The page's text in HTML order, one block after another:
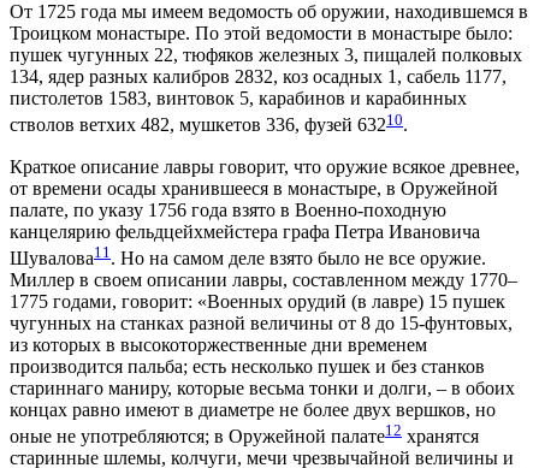
От 1725 года мы имеем ведомость об оружии, находившемся в
Троицком монастыре. По этой ведомости в монастыре было:
пушек чугунных 22, тюфяков железных 3, пищалей полковых
134, ядер разных калибров 2832, коз осадных 1, сабель 1177,
пистолетов 1583, винтовок 5, карабинов и карабинных
стволов ветхих 482, мушкетов 336, фузей 63210.
Краткое описание лавры говорит, что оружие всякое древнее,
от времени осады хранившееся в монастыре, в Оружейной
палате, по указу 1756 года взято в Военно-походную
канцелярию фельдцейхмейстера графа Петра Ивановича
Шувалова11 . Но на самом деле взято было не все оружие.
Миллер в своем описании лавры, составленном между 1770–
1775 годами, говорит: «Военных орудий (в лавре) 15 пушек
чугунных на станках разной величины от 8 до 15-фунтовых,
из которых в высокоторжественные дни временем
производится пальба; есть несколько пушек и без станков
стариннаго маниру, которые весьма тонки и долги, – в обоих
концах равно имеют в диаметре не более двух вершков, но
оные не употребляются; в Оружейной палате12 хранятся
старинные шлемы, колчуги, мечи чрезвычайной величины и